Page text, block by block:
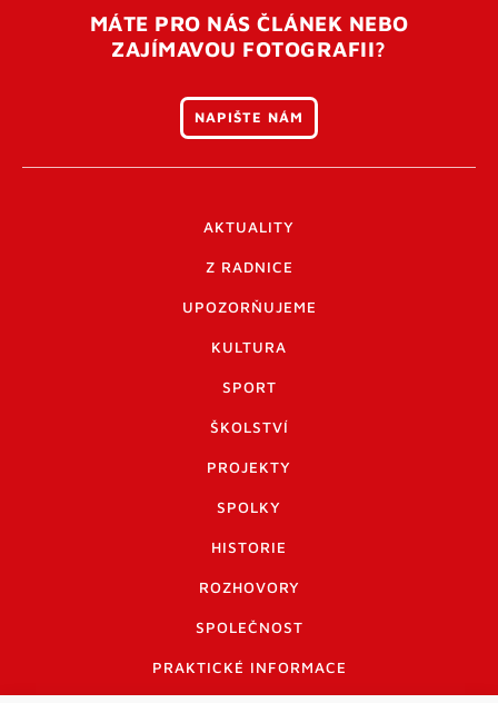
MÁTE PRO NÁS ČLÁNEK NEBO
ZAJÍMAVOU FOTOGRAFII?
NAPIŠTE NÁM
AKTUALITY
Z RADNICE
UPOZORŇUJEME
KULTURA
SPORT
ŠKOLSTVÍ
PROJEKTY
SPOLKY
HISTORIE
ROZHOVORY
SPOLEČNOST
PRAKTICKÉ INFORMACE